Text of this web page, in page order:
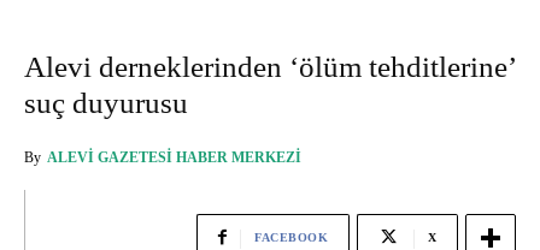
Alevi derneklerinden ‘ölüm tehditlerine’
suç duyurusu
By ALEVI GAZETESI HABER MERKEZI
FACEBOOK X